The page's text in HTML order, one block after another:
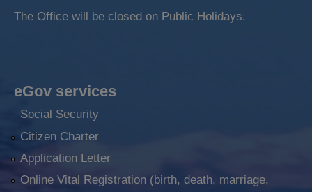
The Office will be closed on Public Holidays.
eGov services
Social Security
Citizen Charter
Application Letter
Online Vital Registration (birth, death, marriage,